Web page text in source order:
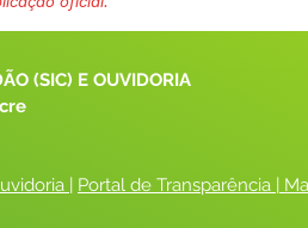
(SIC) E OUVIDORIA
| Portal de Transparência |